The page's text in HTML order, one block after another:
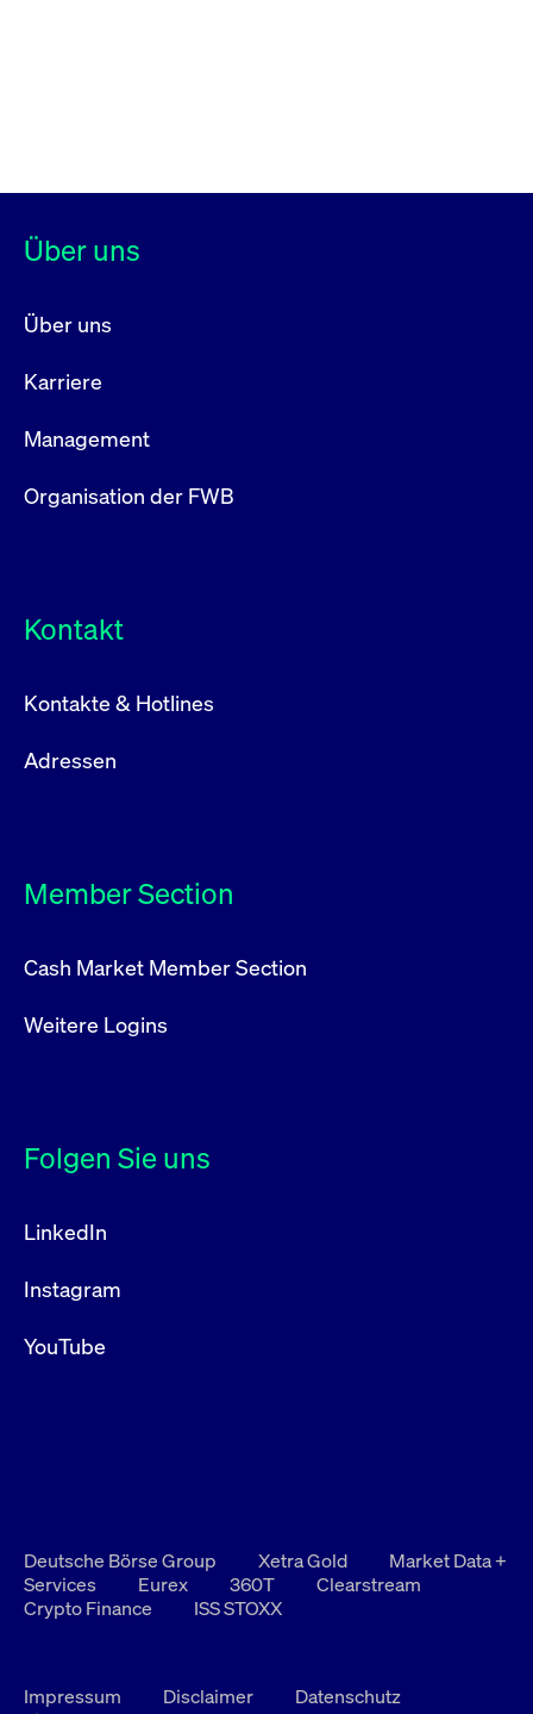
Über uns
Über uns
Karriere
Management
Organisation der FWB
Kontakt
Kontakte & Hotlines
Adressen
Member Section
Cash Market Member Section
Weitere Logins
Folgen Sie uns
LinkedIn
Instagram
YouTube
Deutsche Börse Group Xetra Gold
Market Data +
Services
Eurex 360T
Clearstream
Crypto Finance
ISS STOXX
Impressum Disclaimer
Datenschutz